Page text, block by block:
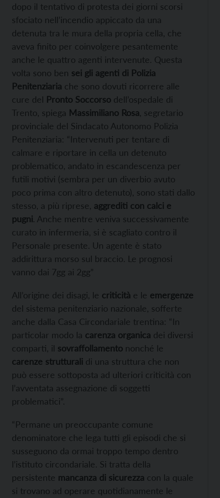
dopo il tentativo di protesta dei giorni scorsi
sfociato nell’incendio appiccato da una
detenuta tra le mura della propria cella, che
aveva finito per coinvolgere pesantemente
anche le quattro agenti intervenute. Questa
volta sono ben sei gli agenti di Polizia
Penitenziaria che sono dovuti ricorrere alle
cure del Pronto Soccorso dell’ospedale di
Trento, spiega Massimiliano Rosa , segretario
provinciale del Sindacato Autonomo Polizia
Penitenziaria: “Intervenuti per tentare di
calmare e riportare in cella un detenuto
problematico, andato in escandescenza per
futili motivi (sembra per un diverbio avuto
poco prima con altro detenuto), sono stati dallo
stesso, a più riprese, aggrediti con calci e
pugni. Anche mentre veniva successivamente
curato in infermeria, si è scagliato contro il
Personale presente. Un agente è stato
addirittura morso sul braccio. Le prognosi
vanno dai 7gg ai 2gg”
All’origine dei disagi, le criticità e le emergenze
del sistema penitenziario nazionale, sofferte
anche dalla Casa Circondariale trentina: “In
particolar modo la carenza organica dei diversi
comparti, il sovraffollamento nonché le
carenze strutturali di una struttura che non
può essere sottoposta ad ulteriori criticità con
l’avventata assegnazione di soggetti
problematici”.
“Permane un preoccupante comune
denominatore che lega tutti gli episodi che si
susseguono da ormai troppo tempo dentro
l’istituto circondariale. Si tratta della
persistente mancanza di sicurezza con la quale
si trovano ad operare quotidianamente le